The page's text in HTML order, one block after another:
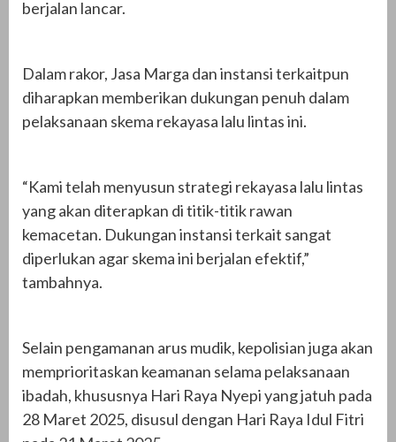
berjalan lancar.
Dalam rakor, Jasa Marga dan instansi terkaitpun
diharapkan memberikan dukungan penuh dalam
pelaksanaan skema rekayasa lalu lintas ini.
“Kami telah menyusun strategi rekayasa lalu lintas
yang akan diterapkan di titik-titik rawan
kemacetan. Dukungan instansi terkait sangat
diperlukan agar skema ini berjalan efektif,”
tambahnya.
Selain pengamanan arus mudik, kepolisian juga akan
memprioritaskan keamanan selama pelaksanaan
ibadah, khususnya Hari Raya Nyepi yang jatuh pada
28 Maret 2025, disusul dengan Hari Raya Idul Fitri